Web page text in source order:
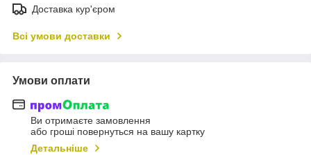
Доставка кур'єром
Всі умови доставки
Умови оплати
Ви отримаєте замовлення
або гроші повернуться на вашу картку
Детальніше